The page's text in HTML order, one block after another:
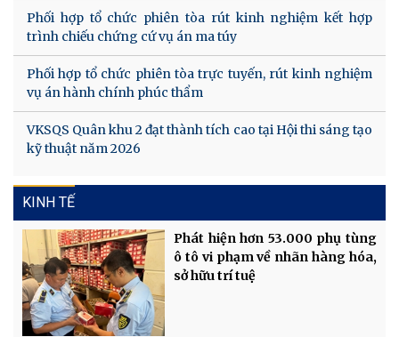
Phối hợp tổ chức phiên tòa rút kinh nghiệm kết hợp
trình chiếu chứng cứ vụ án ma túy
Phối hợp tổ chức phiên tòa trực tuyến, rút kinh nghiệm
vụ án hành chính phúc thẩm
VKSQS Quân khu 2 đạt thành tích cao tại Hội thi sáng tạo
kỹ thuật năm 2026
KINH TẾ
Phát hiện hơn 53.000 phụ tùng
ô tô vi phạm về nhãn hàng hóa,
sở hữu trí tuệ